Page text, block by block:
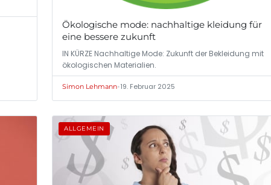
Ökologische mode: nachhaltige kleidung für
eine bessere zukunft
IN KÜRZE Nachhaltige Mode: Zukunft der Bekleidung mit
ökologischen Materialien.
Simon Lehmann•19. Februar 2025
ALLGEMEIN